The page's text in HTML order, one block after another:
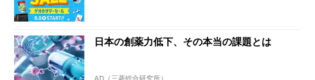
日本の創薬力低下、その本当の課題とは